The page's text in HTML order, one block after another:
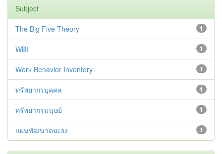
Subject
1
The Big Five Theory
1
WBI
1
Work Behavior Inventory
1
ทรัพยากรบุคคล
1
ทรัพยากรมนุษย์
1
แผนพัฒนาตนเอง